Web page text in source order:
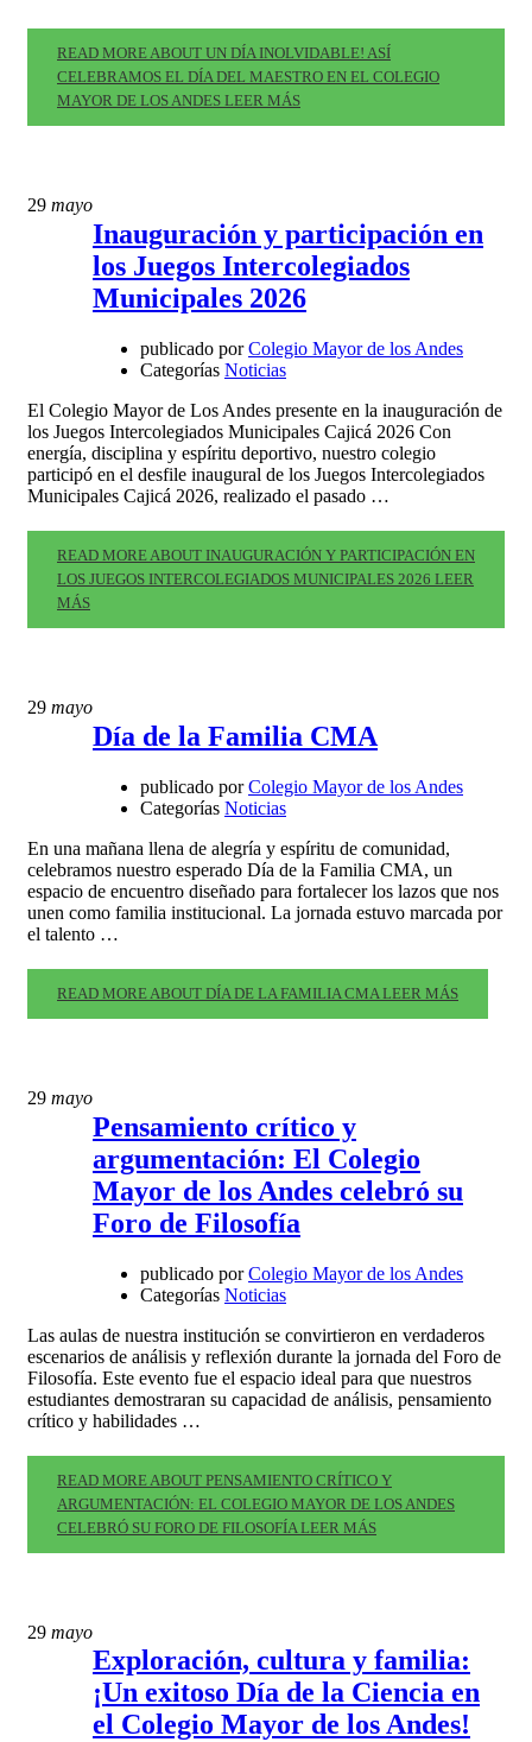
READ MORE ABOUT UN DÍA INOLVIDABLE! ASÍ
CELEBRAMOS EL DÍA DEL MAESTRO EN EL COLEGIO
MAYOR DE LOS ANDES LEER MÁS
29 mayo
Inauguración y participación en
los Juegos Intercolegiados
Municipales 2026
publicado por Colegio Mayor de los Andes
Categorías Noticias
El Colegio Mayor de Los Andes presente en la inauguración de
los Juegos Intercolegiados Municipales Cajicá 2026 Con
energía, disciplina y espíritu deportivo, nuestro colegio
participó en el desfile inaugural de los Juegos Intercolegiados
Municipales Cajicá 2026, realizado el pasado …
READ MORE ABOUT INAUGURACIÓN Y PARTICIPACIÓN EN
LOS JUEGOS INTERCOLEGIADOS MUNICIPALES 2026 LEER
MÁS
29 mayo
Día de la Familia CMA
publicado por Colegio Mayor de los Andes
Categorías Noticias
En una mañana llena de alegría y espíritu de comunidad,
celebramos nuestro esperado Día de la Familia CMA, un
espacio de encuentro diseñado para fortalecer los lazos que nos
unen como familia institucional. La jornada estuvo marcada por
el talento …
READ MORE ABOUT DÍA DE LA FAMILIA CMA LEER MÁS
29 mayo
Pensamiento crítico y
argumentación: El Colegio
Mayor de los Andes celebró su
Foro de Filosofía
publicado por Colegio Mayor de los Andes
Categorías Noticias
Las aulas de nuestra institución se convirtieron en verdaderos
escenarios de análisis y reflexión durante la jornada del Foro de
Filosofía. Este evento fue el espacio ideal para que nuestros
estudiantes demostraran su capacidad de análisis, pensamiento
crítico y habilidades …
READ MORE ABOUT PENSAMIENTO CRÍTICO Y
ARGUMENTACIÓN: EL COLEGIO MAYOR DE LOS ANDES
CELEBRÓ SU FORO DE FILOSOFÍA LEER MÁS
29 mayo
Exploración, cultura y familia:
¡Un exitoso Día de la Ciencia en
el Colegio Mayor de los Andes!